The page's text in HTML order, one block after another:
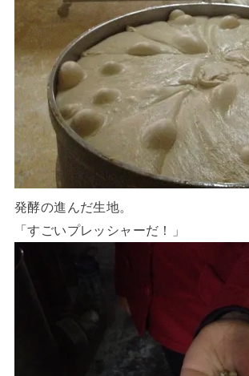
発酵の進んだ生地。
「すごいプレッシャーだ！」